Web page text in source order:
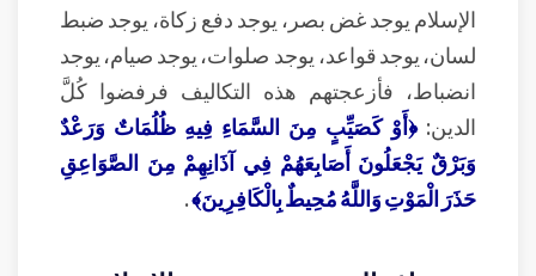
الإسلام يوجد غض بصر، يوجد دفع زكاة، يوجد ضبط
لسان، يوجد قواعد، يوجد صلوات، يوجد صيام، يوجد
انضباط، فأزعجتهم هذه التكاليف فرفضوا كُلَّ
الدين:﴿أَوْ كَصَيِّبٍ مِنَ السَّمَاءِ فِيهِ ظُلُمَاتٌ وَرَعْدٌ
وَبَرْقٌ يَجْعَلُونَ أَصَابِعَهُمْ فِي آذَانِهِمْ مِنَ الصَّوَاعِقِ
حَذَرَ الْمَوْتِ وَاللَّهُ مُحِيطٌ بِالْكَافِرِينَ﴾.